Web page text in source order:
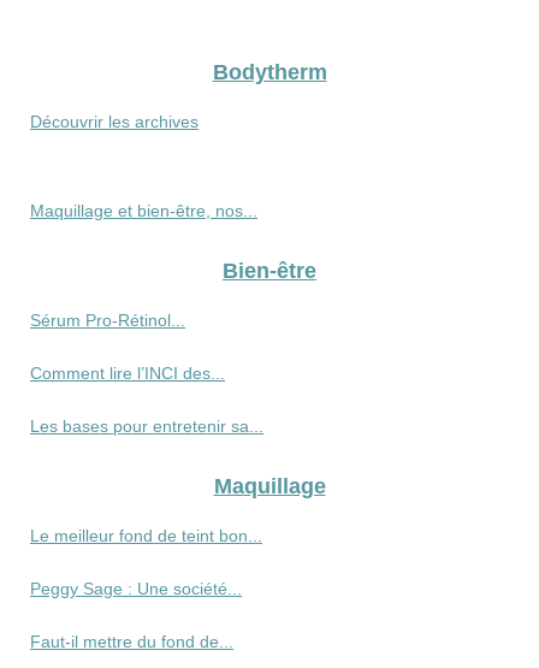
Bodytherm
Découvrir les archives
Maquillage et bien-être, nos...
Bien-être
Sérum Pro‑Rétinol...
Comment lire l’INCI des...
Les bases pour entretenir sa...
Maquillage
Le meilleur fond de teint bon...
Peggy Sage : Une société...
Faut-il mettre du fond de...